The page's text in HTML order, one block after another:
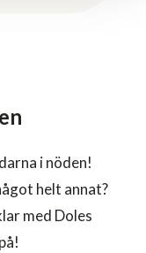
i nöden!
helt annat?
med Doles